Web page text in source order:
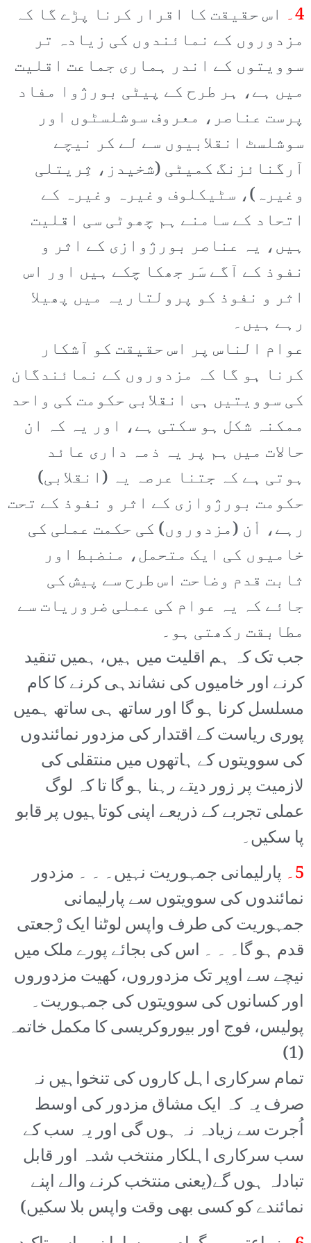
4۔
اس حقیقت کا اقرار کرنا پڑے گا کہ
مزدوروں کے نمائندوں کی زیادہ تر
سوویتوں کے اندر ہماری جماعت اقلیت
میں ہے، ہر طرح کے پیٹی بورژوا مفاد
پرست عناصر، معروف سوشلسٹوں اور
سوشلسٹ انقلابیوں سے لے کر نیچے
آرگنائزنگ کمیٹی (شخیدز، ثِریتلی
وغیرہ)، سٹیکلوف وغیرہ وغیرہ کے
اتحاد کے سامنے ہم چھوٹی سی اقلیت
ہیں، یہ عناصر بورژوازی کے اثر و
نفوذ کے آگے سَر جھکا چکے ہیں اور اس
اثر و نفوذ کو پرولتاریہ میں پھیلا
رہے ہیں۔
عوام الناس پر اس حقیقت کو آشکار
کرنا ہو گا کہ مزدوروں کے نمائندگان
کی سوویتیں ہی انقلابی حکومت کی واحد
ممکنہ شکل ہو سکتی ہے، اور یہ کہ ان
حالات میں ہم پر یہ ذمہ داری عائد
ہوتی ہے کہ جتنا عرصہ یہ (انقلابی)
حکومت بورژوازی کے اثر و نفوذ کے تحت
رہے، اْن (مزدوروں) کی حکمت عملی کی
خامیوں کی ایک متحمل، منضبط اور
ثابت قدم وضاحت اس طرح سے پیش کی
جائے کہ یہ عوام کی عملی ضروریات سے
مطابقت رکھتی ہو۔
جب تک کہ ہم اقلیت میں ہیں، ہمیں تنقید
کرنے اور خامیوں کی نشاندہی کرنے کا کام
مسلسل کرنا ہو گا اور ساتھ ہی ساتھ ہمیں
پوری ریاست کے اقتدار کی مزدور نمائندوں
کی سوویتوں کے ہاتھوں میں منتقلی کی
لازمیت پر زور دیتے رہنا ہو گا تا کہ لوگ
عملی تجربے کے ذریعے اپنی کوتاہیوں پر قابو
پا سکیں۔
5۔ پارلیمانی جمہوریت نہیں۔ ۔ ۔ مزدور
نمائندوں کی سوویتوں سے پارلیمانی
جمہوریت کی طرف واپس لوٹنا ایک رْجعتی
قدم ہو گا۔ ۔ ۔ اس کی بجائے پورے ملک میں
نیچے سے اوپر تک مزدوروں، کھیت مزدوروں
اور کسانوں کی سوویتوں کی جمہوریت۔
پولیس، فوج اور بیوروکریسی کا مکمل خاتمہ
(1)
تمام سرکاری اہل کاروں کی تنخواہیں نہ
صرف یہ کہ ایک مشاق مزدور کی اوسط
اُجرت سے زیادہ نہ ہوں گی اور یہ سب کے
سب سرکاری اہلکار منتخب شدہ اور قابل
تبادلہ ہوں گے(یعنی منتخب کرنے والے اپنے
نمائندے کو کسی بھی وقت واپس بلا سکیں)